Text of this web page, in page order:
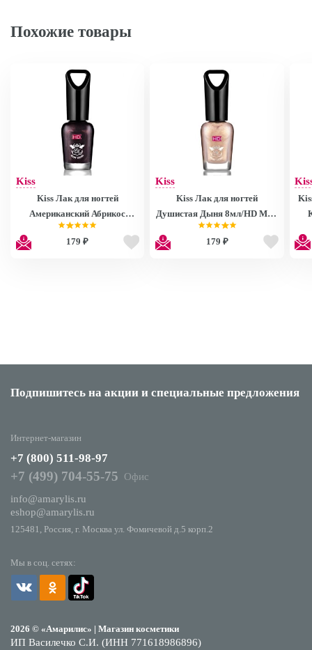
Похожие товары
Kiss
Kiss Лак для ногтей
Американский Абрикос
8мл/HD Mini Nail Polish
MNP28
179 ₽
Kiss
Kiss Лак для ногтей
Душистая Дыня 8мл/HD Mini
Nail Polish MNP27
179 ₽
Подпишитесь на акции и специальные предложения
Мы в соц. сетях:
2026 © «Амарилис» | Магазин косметики
ИП Василечко С.И. (ИНН 771618986896)
Интернет-магазин
+7 (800) 511-98-97
+7 (499) 704-55-75
Офис
info@amarylis.ru
eshop@amarylis.ru
125481, Россия, г. Москва ул. Фомичевой д.5 корп.2